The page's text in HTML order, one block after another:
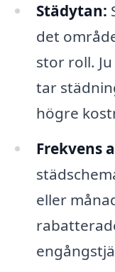
Städytan:
det
stor roll.
tar
högre
Frekvens
eller